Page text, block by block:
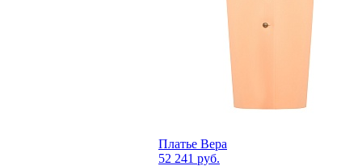
Платье Вера
52 241 руб.